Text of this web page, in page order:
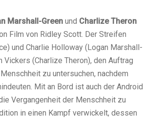
Marshall-Green und Charlize Theron
Film von Ridley Scott. Der Streifen
und Charlie Holloway (Logan Marshall-
(Charlize Theron), den Auftrag
zu untersuchen, nachdem
Mit an Bord ist auch der Android
Vergangenheit der Menschheit zu
in einen Kampf verwickelt, dessen